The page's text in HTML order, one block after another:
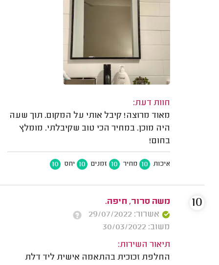
חוות דעת:
מאוד מרוצה! קיבל אותי על המקום. תוך שעה
היה מוכן. במחיר הכי טוב שקיבלתי. מומלץ
בחום!
איכות 10 מחיר 10 זמנים 10 יחס 10
משה סרור, חיפה.
אשרור: 29/07/2022
משוב: 30/03/2022
תיאור השירות:
החלפת זכוכית בהתאמה אישית ליד דלת
10